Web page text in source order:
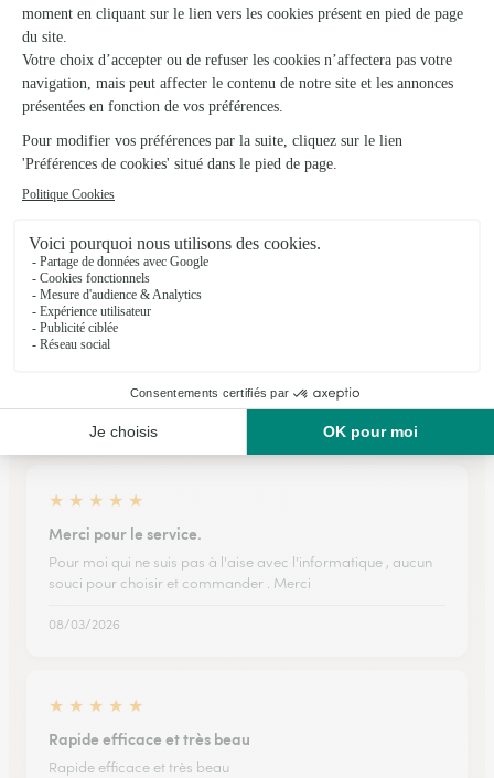
★ ★5 (7)
4 rue de l'échauguette
Voir la boutique
Ils ont fait livrer des fleurs ou une plante à
Cailhau
★ ★ ★ ★ ★
livraison arriver en temps et en heures
★ ★ ★ ★ ★
Merci pour le service.
Pour moi qui ne suis pas à l'aise avec l'informatique , aucun
souci pour choisir et commander . Merci
08/03/2026
★ ★ ★ ★ ★
Rapide efficace et très beau
Rapide efficace et très beau